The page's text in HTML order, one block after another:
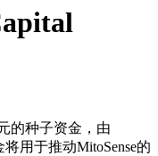
的种子资金，由
将用于推动MitoSense的